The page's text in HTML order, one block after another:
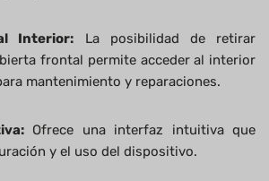
Interior: La posibilidad de retirar
frontal permite acceder al interior
mantenimiento y reparaciones.
Ofrece una interfaz intuitiva que
y el uso del dispositivo.